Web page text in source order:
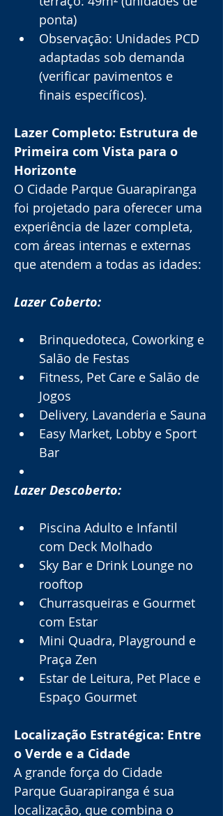
ponta)
Observação: Unidades PCD
adaptadas sob demanda
(verificar pavimentos e
finais específicos).
Lazer Completo: Estrutura de
Primeira com Vista para o
Horizonte
O Cidade Parque Guarapiranga
foi projetado para oferecer uma
experiência de lazer completa,
com áreas internas e externas
que atendem a todas as idades:
Lazer Coberto:
Brinquedoteca, Coworking e
Salão de Festas
Fitness, Pet Care e Salão de
Jogos
Delivery, Lavanderia e Sauna
Easy Market, Lobby e Sport
Bar
Lazer Descoberto:
Piscina Adulto e Infantil
com Deck Molhado
Sky Bar e Drink Lounge no
rooftop
Churrasqueiras e Gourmet
com Estar
Mini Quadra, Playground e
Praça Zen
Estar de Leitura, Pet Place e
Espaço Gourmet
Localização Estratégica: Entre
o Verde e a Cidade
A grande força do Cidade
Parque Guarapiranga é sua
localização, que combina o